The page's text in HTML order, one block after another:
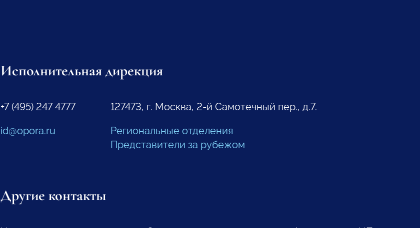
Исполнительная дирекция
+7 (495) 247 4777
id@opora.ru
127473, г. Москва, 2-й Самотечный пер., д.7.
Региональные отделения
Представители за рубежом
Другие контакты